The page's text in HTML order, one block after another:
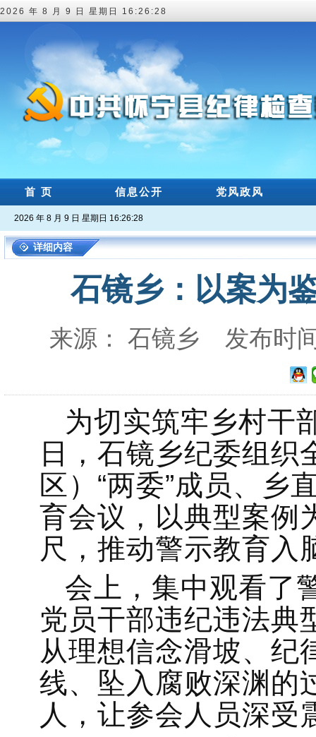
2026 年 8 月 9 日 星期日 16:26:28
首 页 信息公开 党风政风
2026 年 8 月 9 日 星期日 16:26:28
详细内容
石镜乡：以案为
来源： 石镜乡 发布时
为切实筑牢乡村干
日，石镜乡纪委组织
区）“两委”成员、乡
育会议，以典型案例
尺，推动警示教育入
会上，集中观看了
党员干部违纪违法典
从理想信念滑坡、纪
线、坠入腐败深渊的
人，让参会人员深受